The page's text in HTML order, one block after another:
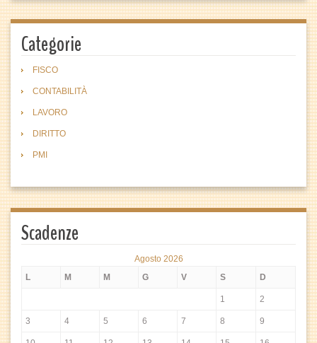
Categorie
FISCO
CONTABILITÀ
LAVORO
DIRITTO
PMI
Scadenze
Agosto 2026
L
M M G V S D
1 2
3 4 5 6 7 8 9